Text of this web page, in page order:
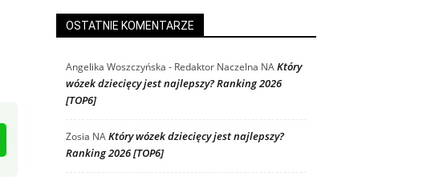
OSTATNIE KOMENTARZE
Angelika Woszczyńska - Redaktor Naczelna NAKtóry
wózek dziecięcy jest najlepszy? Ranking 2026
[TOP6]
Zosia NAKtóry wózek dziecięcy jest najlepszy?
Ranking 2026 [TOP6]